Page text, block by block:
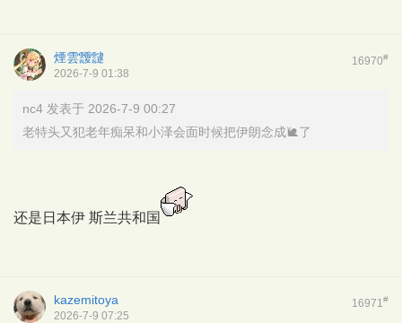
16970#
煙雲靉靆
2026-7-9 01:38
nc4 发表于 2026-7-9 00:27
老特头又犯老年痴呆和小泽会面时候把伊朗念成🐌了
还是日本伊 斯兰共和国
16971 #
kazemitoya
2026-7-9 07:25